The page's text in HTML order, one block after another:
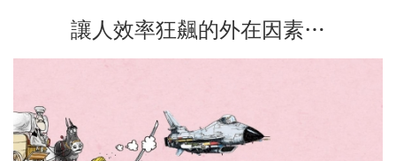
讓人效率狂飆的外在因素…